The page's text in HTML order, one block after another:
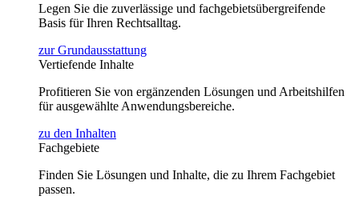
Legen Sie die zuverlässige und fachgebietsübergreifende
Basis für Ihren Rechtsalltag.
zur Grundausstattung
Vertiefende Inhalte
Profitieren Sie von ergänzenden Lösungen und Arbeitshilfen
für ausgewählte Anwendungsbereiche.
zu den Inhalten
Fachgebiete
Finden Sie Lösungen und Inhalte, die zu Ihrem Fachgebiet
passen.